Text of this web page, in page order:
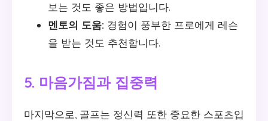
보는 것도 좋은 방법입니다.
멘토의 도움: 경험이 풍부한 프로에게 레슨
을 받는 것도 추천합니다.
5. 마음가짐과 집중력
마지막으로, 골프는 정신력 또한 중요한 스포츠입